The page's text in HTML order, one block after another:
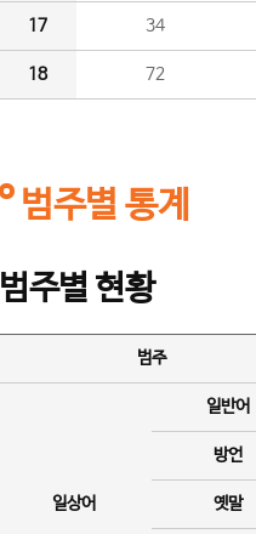
17 34
18 72
범주별 통계
범주별 현황
범주
일상어
일반어
방언
옛말